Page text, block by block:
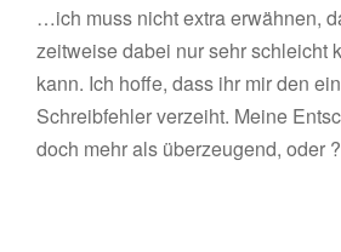
…ich muss nicht extra erwähnen,
zeitweise dabei nur sehr schleicht
kann. Ich hoffe, dass ihr mir den
Schreibfehler verzeiht. Meine
doch mehr als überzeugend, oder